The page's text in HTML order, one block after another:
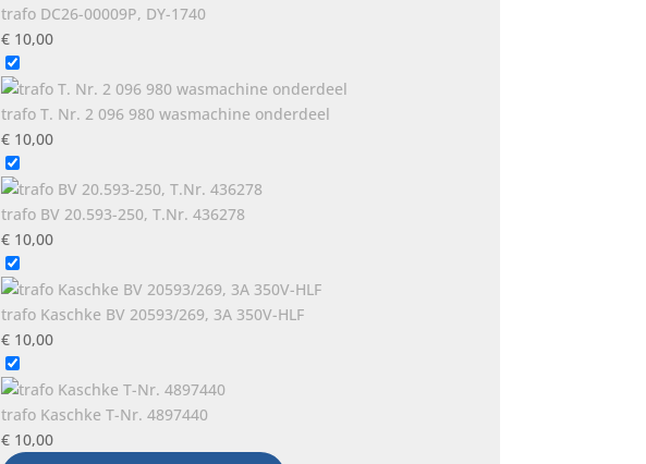
trafo DC26-00009P, DY-1740
€10,00
trafo T. Nr. 2 096 980 wasmachine onderdeel
€10,00
trafo BV 20.593-250, T.Nr. 436278
€10,00
trafo Kaschke BV 20593/269, 3A 350V-HLF
€10,00
trafo Kaschke T-Nr. 4897440
€10,00